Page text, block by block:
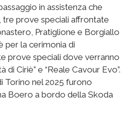
in assistenza che
tre prove speciali affrontate
Pratiglione e Borgiallo
per la cerimonia di
prove speciali dove verranno
di Ciriè” e “Reale Cavour Evo”.
Torino nel 2025 furono
Boero a bordo della Skoda